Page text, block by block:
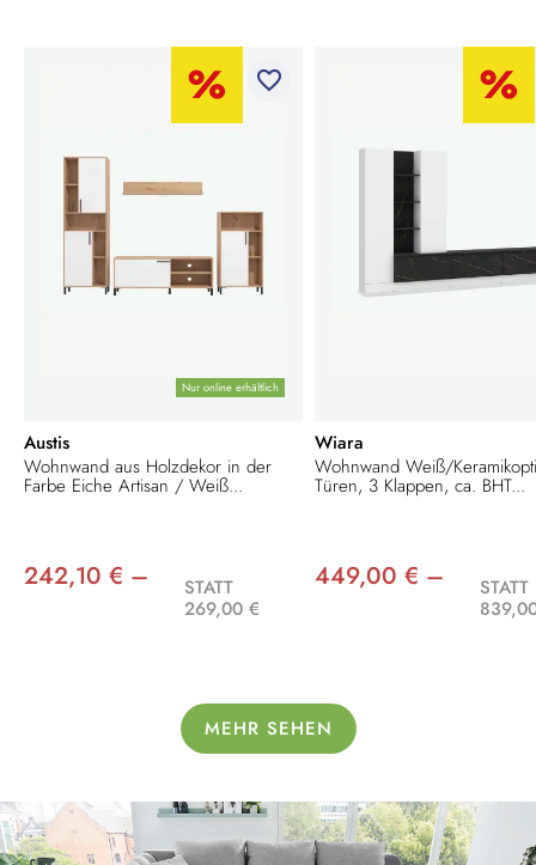
Nur online erhältlich
favorite_border
Austis
Wohnwand aus Holzdekor in der
Farbe Eiche Artisan / Weiß...
242,10 € –
STATT
269,00 €
Wiara
Wohnwand Weiß/
Türen, 3 Klappen, ca. BHT...
449,00 € –
STATT
MEHR SEHEN